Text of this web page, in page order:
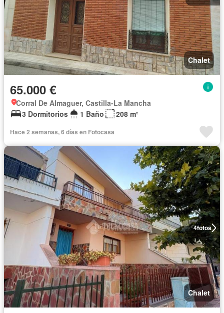
Chalet
65.000 €
Corral De Almaguer, Castilla-La Mancha
3 Dormitorios
1 Baño 208 m²
Hace 2 semanas, 6 días en Fotocasa
4fotos
Chalet